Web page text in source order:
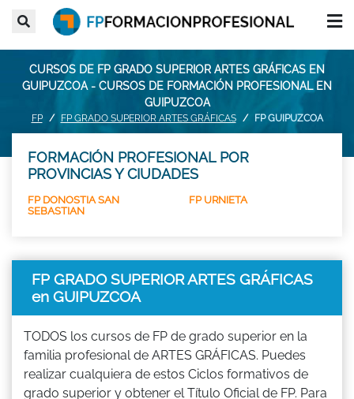
CURSOS DE FP GRADO SUPERIOR ARTES GRÁFICAS EN
GUIPUZCOA - CURSOS DE FORMACIÓN PROFESIONAL EN
GUIPUZCOA
FP FP GRADO SUPERIOR ARTES GRÁFICAS FP GUIPUZCOA
FORMACIÓN PROFESIONAL POR
PROVINCIAS Y CIUDADES
FP DONOSTIA SAN
SEBASTIAN
FP URNIETA
FP GRADO SUPERIOR ARTES GRÁFICAS
en GUIPUZCOA
TODOS los cursos de FP de grado superior en la
familia profesional de ARTES GRÁFICAS. Puedes
realizar cualquiera de estos Ciclos formativos de
grado superior y obtener el Título Oficial de FP. Para